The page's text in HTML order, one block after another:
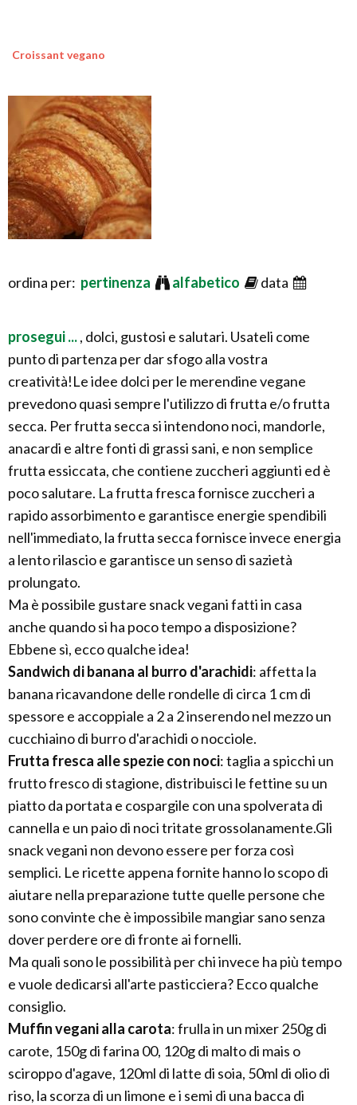
Croissant vegano
ordina per: pertinenza alfabetico data
prosegui ..., dolci, gustosi e salutari. Usateli come
punto di partenza per dar sfogo alla vostra
creatività!Le idee dolci per le merendine vegane
prevedono quasi sempre l'utilizzo di frutta e/o frutta
secca. Per frutta secca si intendono noci, mandorle,
anacardi e altre fonti di grassi sani, e non semplice
frutta essiccata, che contiene zuccheri aggiunti ed è
poco salutare. La frutta fresca fornisce zuccheri a
rapido assorbimento e garantisce energie spendibili
nell'immediato, la frutta secca fornisce invece energia
a lento rilascio e garantisce un senso di sazietà
prolungato.
Ma è possibile gustare snack vegani fatti in casa
anche quando si ha poco tempo a disposizione?
Ebbene sì, ecco qualche idea!
Sandwich di banana al burro d'arachidi: affetta la
banana ricavandone delle rondelle di circa 1 cm di
spessore e accoppiale a 2 a 2 inserendo nel mezzo un
cucchiaino di burro d'arachidi o nocciole.
Frutta fresca alle spezie con noci: taglia a spicchi un
frutto fresco di stagione, distribuisci le fettine su un
piatto da portata e cospargile con una spolverata di
cannella e un paio di noci tritate grossolanamente.Gli
snack vegani non devono essere per forza così
semplici. Le ricette appena fornite hanno lo scopo di
aiutare nella preparazione tutte quelle persone che
sono convinte che è impossibile mangiar sano senza
dover perdere ore di fronte ai fornelli.
Ma quali sono le possibilità per chi invece ha più tempo
e vuole dedicarsi all'arte pasticciera? Ecco qualche
consiglio.
Muffin vegani alla carota: frulla in un mixer 250g di
carote, 150g di farina 00, 120g di malto di mais o
sciroppo d'agave, 120ml di latte di soia, 50ml di olio di
riso, la scorza di un limone e i semi di una bacca di